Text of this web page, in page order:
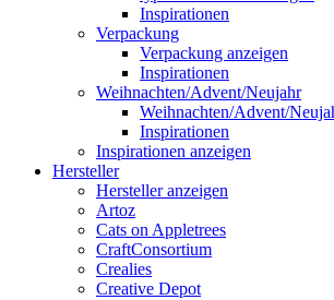
Inspirationen
Verpackung
Verpackung anzeigen
Inspirationen
Weihnachten/Advent/Neujahr
Weihnachten/Advent/
Inspirationen
Inspirationen anzeigen
Hersteller
Hersteller anzeigen
Artoz
Cats on Appletrees
CraftConsortium
Crealies
Creative Depot